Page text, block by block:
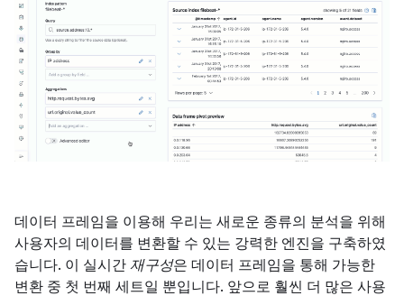
데이터 프레임을 이용해 우리는 새로운 종류의 분석을 위해
사용자의 데이터를 변환할 수 있는 강력한 엔진을 구축하였
습니다. 이 실시간 재구성은 데이터 프레임을 통해 가능한
변환 중 첫 번째 세트일 뿐입니다. 앞으로 훨씬 더 많은 사용